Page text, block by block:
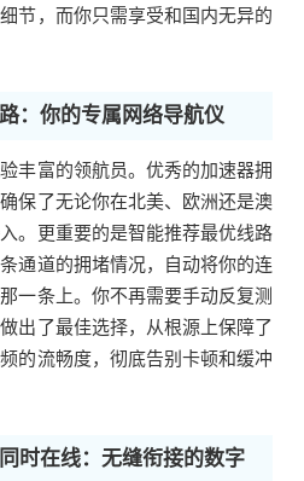
节，而你只需享受和国内无异的
：你的专属网络导航仪
丰富的领航员。优秀的加速器拥
保了无论你在北美、欧洲还是澳
。更重要的是智能推荐最优线路
通道的拥堵情况，自动将你的连
一条上。你不再需要手动反复测
出了最佳选择，从根源上保障了
的流畅度，彻底告别卡顿和缓冲
时在线：无缝衔接的数字